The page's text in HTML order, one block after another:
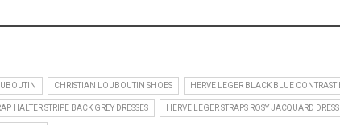
CHRISTIAN LOUBOUTIN SHOES HERVE LEGER BLACK BLUE CONTRAST
HALTER STRIPE BACK GREY DRESSES HERVE LEGER STRAPS ROSY JACQUARD DRESS